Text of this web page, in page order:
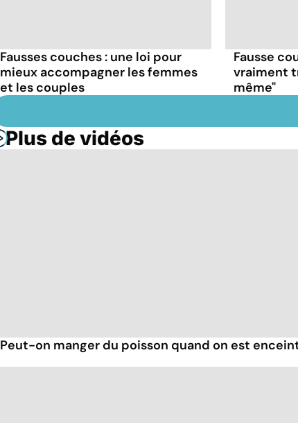
Fausses couches : une loi pour
mieux accompagner les femmes
et les couples
Fausse
vraiment
même"
Plus de vidéos
Peut-on manger du poisson quand on est